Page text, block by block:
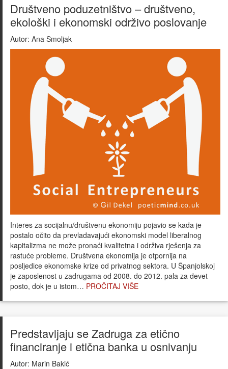
Društveno poduzetništvo – društveno,
ekološki i ekonomski održivo poslovanje
Autor: Ana Smoljak
Interes za socijalnu/društvenu ekonomiju pojavio se kada je
postalo očito da prevladavajući ekonomski model liberalnog
kapitalizma ne može pronaći kvalitetna i održiva rješenja za
rastuće probleme. Društvena ekonomija je otpornija na
posljedice ekonomske krize od privatnog sektora. U Španjolskoj
je zaposlenost u zadrugama od 2008. do 2012. pala za devet
posto, dok je u istom… PROČITAJ VIŠE
Predstavljaju se Zadruga za etično
financiranje i etična banka u osnivanju
Autor: Marin Bakić